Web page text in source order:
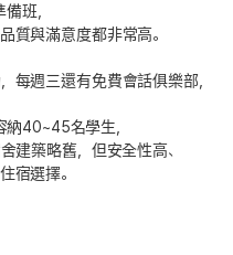
班，
質與滿意度都非常高。
每週三還有免費會話俱樂部，
40~45名學生，
建築略舊，但安全性高、
宿選擇。